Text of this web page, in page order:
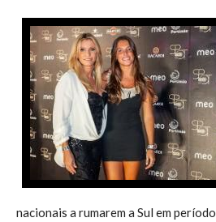
nacionais a rumarem a Sul em